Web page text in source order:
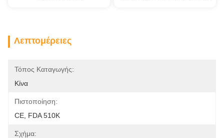
Λεπτομέρειες
Τόπος Καταγωγής:
Κίνα
Πιστοποίηση:
CE, FDA 510K
Σχήμα: